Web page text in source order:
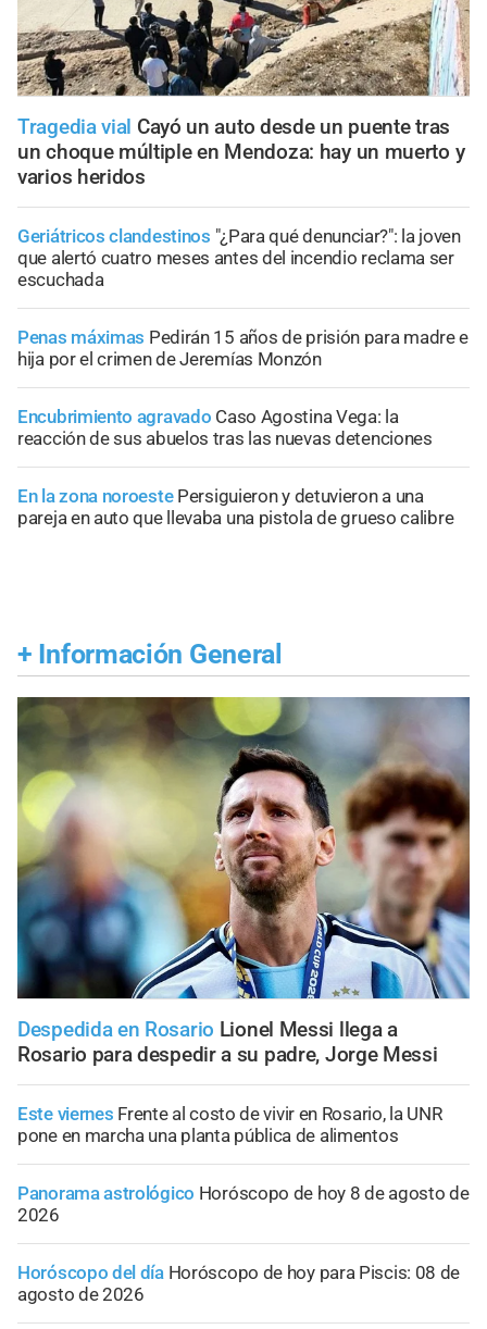
Tragedia vial Cayó un auto desde un puente tras
un choque múltiple en Mendoza: hay un muerto y
varios heridos
Geriátricos clandestinos "¿Para qué denunciar?": la joven
que alertó cuatro meses antes del incendio reclama ser
escuchada
Penas máximas Pedirán 15 años de prisión para madre e
hija por el crimen de Jeremías Monzón
Encubrimiento agravado Caso Agostina Vega: la
reacción de sus abuelos tras las nuevas detenciones
En la zona noroeste Persiguieron y detuvieron a una
pareja en auto que llevaba una pistola de grueso calibre
+ Información General
Despedida en Rosario Lionel Messi llega a
Rosario para despedir a su padre, Jorge Messi
Este viernes Frente al costo de vivir en Rosario, la UNR
pone en marcha una planta pública de alimentos
Panorama astrológico Horóscopo de hoy 8 de agosto de
2026
Horóscopo del día Horóscopo de hoy para Piscis: 08 de
agosto de 2026